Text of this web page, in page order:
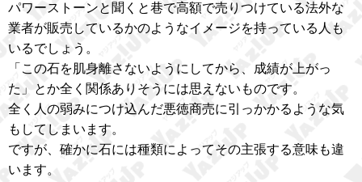
パワーストーンと聞くと巷で高額で売りつけている法外な
業者が販売しているかのようなイメージを持っている人も
いるでしょう。
「この石を肌身離さないようにしてから、成績が上がっ
た」とか全く関係ありそうには思えないものです。
全く人の弱みにつけ込んだ悪徳商売に引っかかるような気
もしてしまいます。
ですが、確かに石には種類によってその主張する意味も違
います。